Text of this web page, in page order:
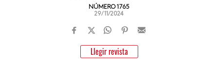
NÚMERO 1765
29/11/2024
Llegir revista